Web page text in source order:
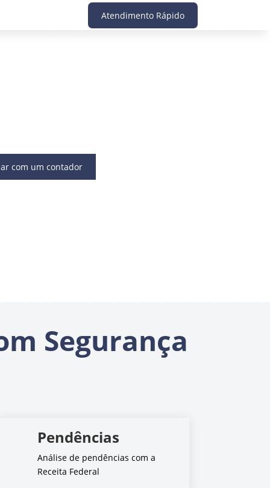
Atendimento Rápido
com um contador
Segurança
Pendências
Análise de pendências com a
Receita Federal